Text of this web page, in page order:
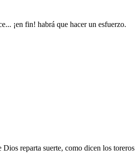
¡en fin! habrá que hacer un esfuerzo.
reparta suerte, como dicen los toreros